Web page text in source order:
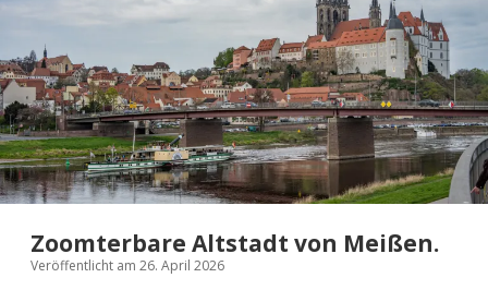
Zoomterbare Altstadt von Meißen.
Veröffentlicht am 26. April 2026